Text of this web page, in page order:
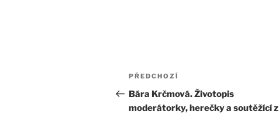
Navigace
pro
Předchozí
příspěvek
PŘEDCHOZÍ
Bára Krčmová. Životopis
moderátorky, herečky a soutěžící z